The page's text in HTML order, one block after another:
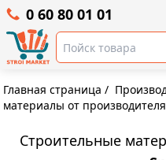
0 60 80 01 01
Главная страница /
материалы от производителя
Строительные